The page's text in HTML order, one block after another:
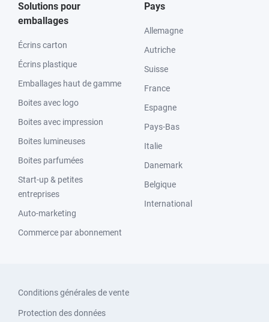
Solutions pour
emballages
Écrins carton
Écrins plastique
Emballages haut de gamme
Boites avec logo
Boites avec impression
Boites lumineuses
Boites parfumées
Start-up & petites
entreprises
Auto-marketing
Commerce par abonnement
Pays
Allemagne
Autriche
Suisse
France
Espagne
Pays-Bas
Italie
Danemark
Belgique
International
Conditions générales de vente
Protection des données